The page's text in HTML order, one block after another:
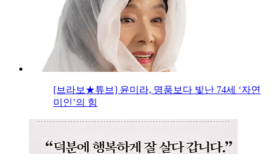
[브라보★튜브] 윤미라, 명품보다 빛난 74세 ‘자연
미인’의 힘